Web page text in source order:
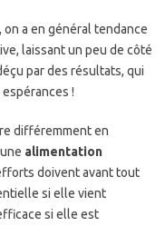
a en général tendance
laissant un peu de côté
par des résultats, qui
!
différemment en
alimentation
doivent avant tout
si elle vient
si elle est